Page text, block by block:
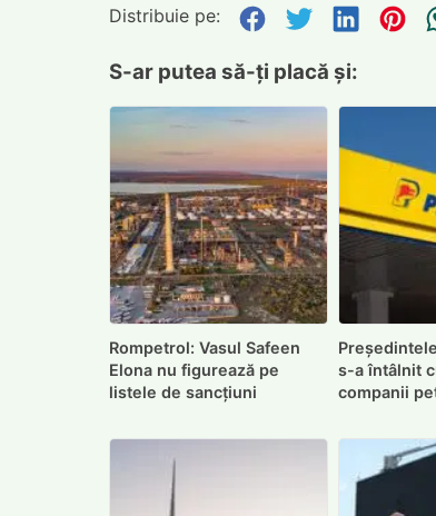
Distribuie pe: Distribuie pe
Distribuie
S-ar putea să-ți placă și:
Rompetrol: Vasul Safeen
Elona nu figurează pe
listele de sancțiuni
s-a întâlnit
companii